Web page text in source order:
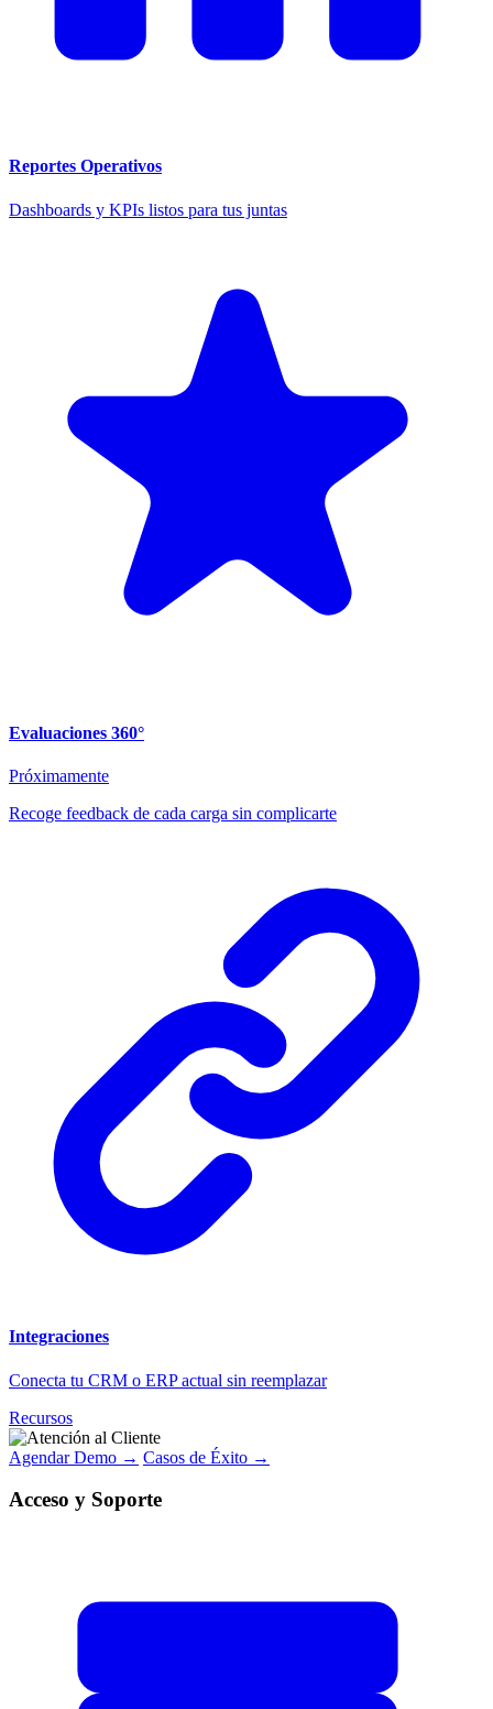
Reportes Operativos
Dashboards y KPIs listos para tus juntas
Evaluaciones 360°
Próximamente
Recoge feedback de cada carga sin complicarte
Integraciones
Conecta tu CRM o ERP actual sin reemplazar
Recursos
Agendar Demo → Casos de Éxito →
Acceso y Soporte